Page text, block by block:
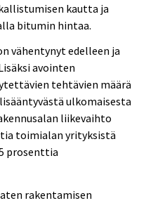
kautta ja
bitumin hintaa.
vähentynyt edelleen ja
avointen
tehtävien määrä
ulkomaisesta
liikevaihto
toimialan yrityksistä
prosenttia
rakentamisen